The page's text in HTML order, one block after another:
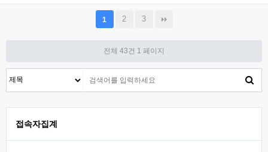
1 2 3
전체 43건 1 페이지
접속자집계